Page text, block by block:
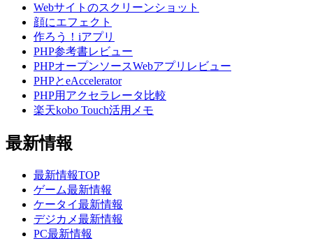
Webサイトのスクリーンショット
顔にエフェクト
作ろう！iアプリ
PHP参考書レビュー
PHPオープンソースWebアプリレビュー
PHPとeAccelerator
PHP用アクセラレータ比較
楽天kobo Touch活用メモ
最新情報
最新情報TOP
ゲーム最新情報
ケータイ最新情報
デジカメ最新情報
PC最新情報